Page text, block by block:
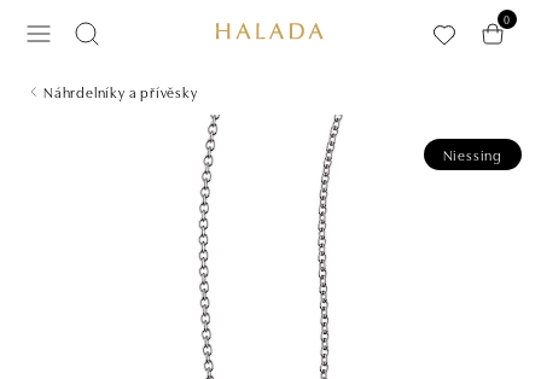
0
Náhrdelníky a přívěsky
Niessing